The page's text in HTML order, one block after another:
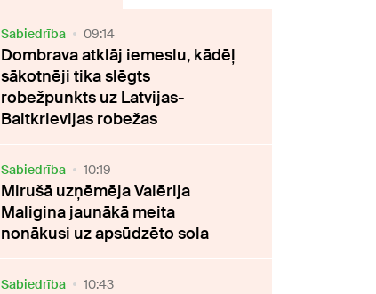
Sabiedrība 09:14
Dombrava atklāj iemeslu, kādēļ
sākotnēji tika slēgts
robežpunkts uz Latvijas-
Baltkrievijas robežas
Sabiedrība 10:19
Mirušā uzņēmēja Valērija
Maligina jaunākā meita
nonākusi uz apsūdzēto sola
Sabiedrība 10:43